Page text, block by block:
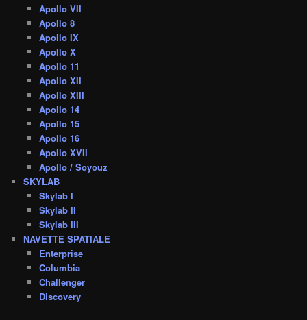
Apollo VII
Apollo 8
Apollo IX
Apollo X
Apollo 11
Apollo XII
Apollo XIII
Apollo 14
Apollo 15
Apollo 16
Apollo XVII
Apollo / Soyouz
SKYLAB
Skylab I
Skylab II
Skylab III
NAVETTE SPATIALE
Enterprise
Columbia
Challenger
Discovery